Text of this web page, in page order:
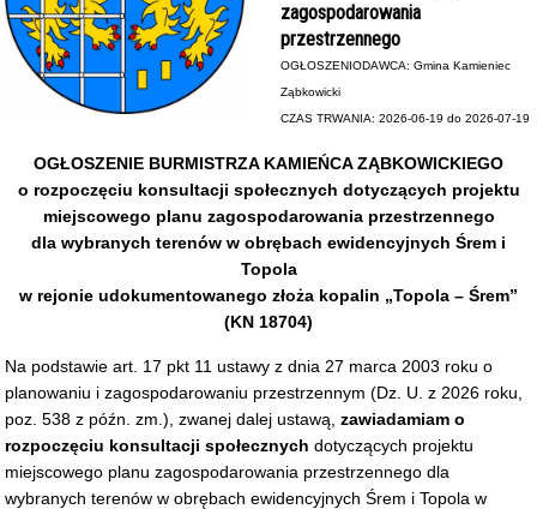
zagospodarowania
przestrzennego
OGŁOSZENIODAWCA: Gmina Kamieniec
Ząbkowicki
CZAS TRWANIA: 2026-06-19 do 2026-07-19
OGŁOSZENIE BURMISTRZA KAMIEŃCA ZĄBKOWICKIEGO
o rozpoczęciu konsultacji społecznych dotyczących projektu
miejscowego planu zagospodarowania przestrzennego
dla wybranych terenów w obrębach ewidencyjnych Śrem i
Topola
w rejonie udokumentowanego złoża kopalin „Topola – Śrem”
(KN 18704)
Na podstawie art. 17 pkt 11 ustawy z dnia 27 marca 2003 roku o
planowaniu i zagospodarowaniu przestrzennym (Dz. U. z 2026 roku,
poz. 538 z późn. zm.), zwanej dalej ustawą,zawiadamiam o
rozpoczęciu konsultacji społecznych dotyczących projektu
miejscowego planu zagospodarowania przestrzennego dla
wybranych terenów w obrębach ewidencyjnych Śrem i Topola w